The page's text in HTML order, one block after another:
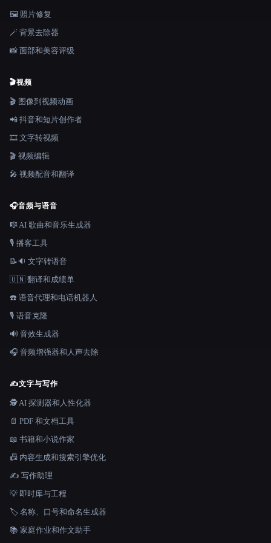
🖼️ 照片修复
🪄 背景去除器
📸 面部和美容评级
🎬视频
🎬 图像到视频动画
📲 抖音和短片创作者
🎞️ 文字转视频
🎬 视频编辑
🎤 视频配音和翻译
🎧音频与语音
🎼 AI 歌曲和音乐生成器
🎙️ 播客工具
📝🔉 文字转语音
🇺🇳 翻译和成绩单
☎️ 语音代理和电话机器人
🎙️ 语音克隆
🔊 音效生成器
🎧 音频增强器和人声去除
✍️文字与写作
🕵️ AI 探测器和人性化器
📄 PDF 和文档工具
📖 书籍和小说作家
📠 内容生成和搜索引擎优化
✍️ 写作助理
💡 即时库与工程
🏷️ 名称、口号和命名生成器
📚 家庭作业和作文助手